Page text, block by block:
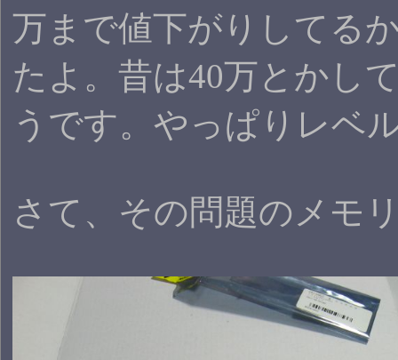
万まで値下がりしてる
たよ。昔は40万とかし
うです。やっぱりレベ
さて、その問題のメモ